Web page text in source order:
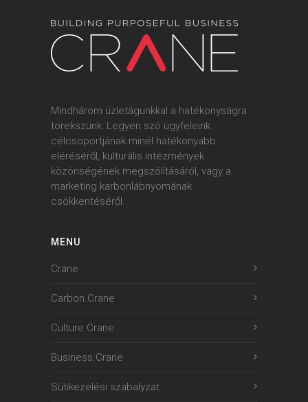
Mindhárom üzletágunkkal a hatékonyságra
törekszünk: Legyen szó ügyfeleink
célcsoportjának minél hatékonyabb
eléréséről, kulturális intézmények
közönségének megszólításáról, vagy a
marketing karbonlábnyomának
csökkentéséről.
MENU
Crane
Carbon.Crane
Culture.Crane
Business.Crane
Sütikezelési szabalyzat